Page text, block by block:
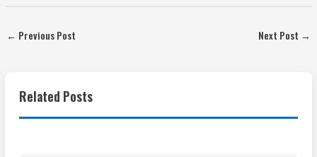
← Previous Post Next Post →
Related Posts